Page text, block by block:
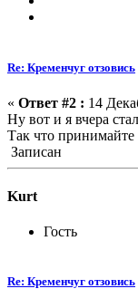
Re: Кременчуг отзовись
« Ответ #2 : 14
Ну вот и я вчера
Так что
Записан
Kurt
Гость
Re: Кременчуг отзовись